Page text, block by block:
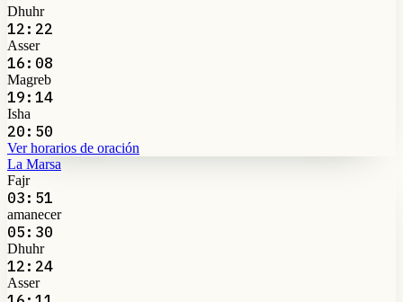
Dhuhr
12:22
Asser
16:08
Magreb
19:14
Isha
20:50
Ver horarios de oración
La Marsa
Fajr
03:51
amanecer
05:30
Dhuhr
12:24
Asser